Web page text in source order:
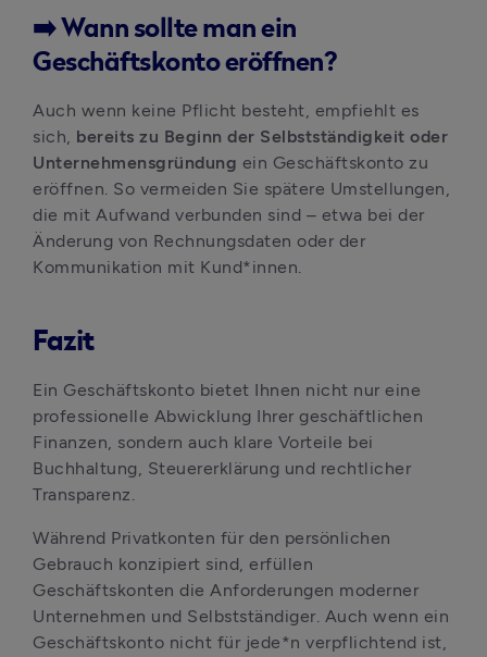
➡️ Wann sollte man ein
Geschäftskonto eröffnen?
Auch wenn keine Pflicht besteht, empfiehlt es
sich, bereits zu Beginn der Selbstständigkeit oder
Unternehmensgründung ein Geschäftskonto zu
eröffnen. So vermeiden Sie spätere Umstellungen,
die mit Aufwand verbunden sind – etwa bei der
Änderung von Rechnungsdaten oder der
Kommunikation mit Kund*innen.
Fazit
Ein Geschäftskonto bietet Ihnen nicht nur eine
professionelle Abwicklung Ihrer geschäftlichen
Finanzen, sondern auch klare Vorteile bei
Buchhaltung, Steuererklärung und rechtlicher
Transparenz.
Während Privatkonten für den persönlichen
Gebrauch konzipiert sind, erfüllen
Geschäftskonten die Anforderungen moderner
Unternehmen und Selbstständiger. Auch wenn ein
Geschäftskonto nicht für jede*n verpflichtend ist,